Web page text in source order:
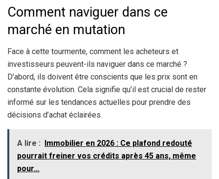
Comment naviguer dans ce
marché en mutation
Face à cette tourmente, comment les acheteurs et
investisseurs peuvent-ils naviguer dans ce marché ?
D’abord, ils doivent être conscients que les prix sont en
constante évolution. Cela signifie qu’il est crucial de rester
informé sur les tendances actuelles pour prendre des
décisions d’achat éclairées.
A lire : Immobilier en 2026 : Ce plafond redouté
pourrait freiner vos crédits après 45 ans, même
pour…